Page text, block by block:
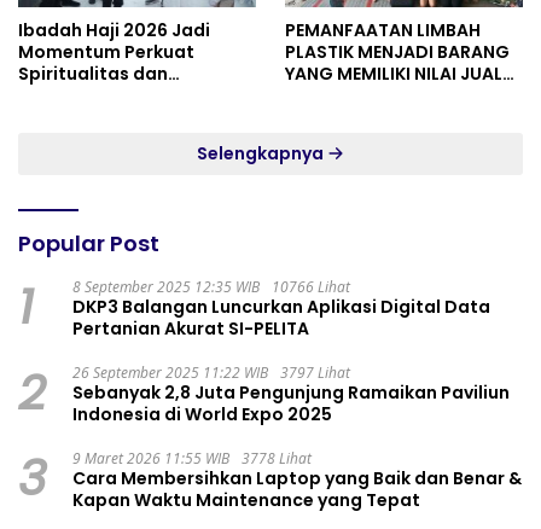
Ibadah Haji 2026 Jadi
Momentum Perkuat
Spiritualitas dan
PEMANFAATAN LIMBAH
PLASTIK MENJADI BARANG
YANG MEMILIKI NILAI JUAL
Selengkapnya
Popular Post
1 8 September 2025 12:35 WIB 10766 Lihat
DKP3 Balangan Luncurkan Aplikasi Digital Data
Pertanian Akurat SI-PELITA
2 26 September 2025 11:22 WIB 3797 Lihat
Sebanyak 2,8 Juta Pengunjung Ramaikan Paviliun
Indonesia di World Expo 2025
3 9 Maret 2026 11:55 WIB 3778 Lihat
Cara Membersihkan Laptop yang Baik dan Benar &
Kapan Waktu Maintenance yang Tepat